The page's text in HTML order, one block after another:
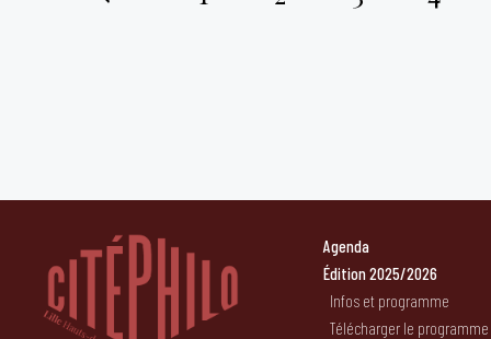
Agenda
Édition 2025/2026
Infos et programme
Télécharger le programme